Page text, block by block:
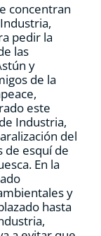
concentran
pedir la
las
y
de la
este
Industria,
del
de esquí de
En la
y
hasta